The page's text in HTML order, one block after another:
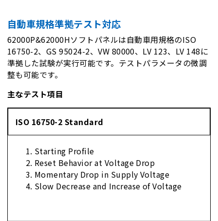
自動車規格準拠テスト対応
62000P&62000Hソフトパネルは自動車用規格のISO
16750-2、GS 95024-2、VW 80000、LV 123、LV 148に
準拠した試験が実行可能です。テストパラメータの微調
整も可能です。
主なテスト項目
ISO 16750-2 Standard
Starting Profile
Reset Behavior at Voltage Drop
Momentary Drop in Supply Voltage
Slow Decrease and Increase of Voltage